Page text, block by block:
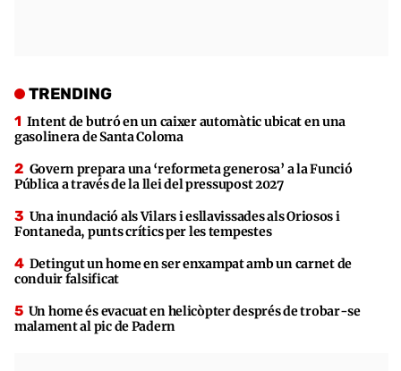
TRENDING
Intent de butró en un caixer automàtic ubicat en una
gasolinera de Santa Coloma
Govern prepara una ‘reformeta generosa’ a la Funció
Pública a través de la llei del pressupost 2027
Una inundació als Vilars i esllavissades als Oriosos i
Fontaneda, punts crítics per les tempestes
Detingut un home en ser enxampat amb un carnet de
conduir falsificat
Un home és evacuat en helicòpter després de trobar-se
malament al pic de Padern